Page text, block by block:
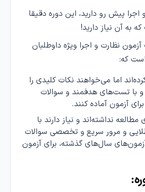
اجرا پیش رو دارید، این دوره دقیقا
به آن نیاز دارید!
نظارت و اجرا ویژه داوطلبان
که:
اما می‌خواهند نکات کلیدی را
با تست‌های هدفمند و سوالات
برای آزمون آماده کنند.
نداشته‌اند و نیاز دارند با
و مرور سریع و تخصصی سوالات
سال‌های گذشته، برای آزمون